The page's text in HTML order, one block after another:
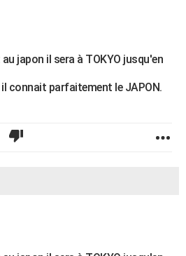
japon il sera à TOKYO jusqu'en
connait parfaitement le JAPON.